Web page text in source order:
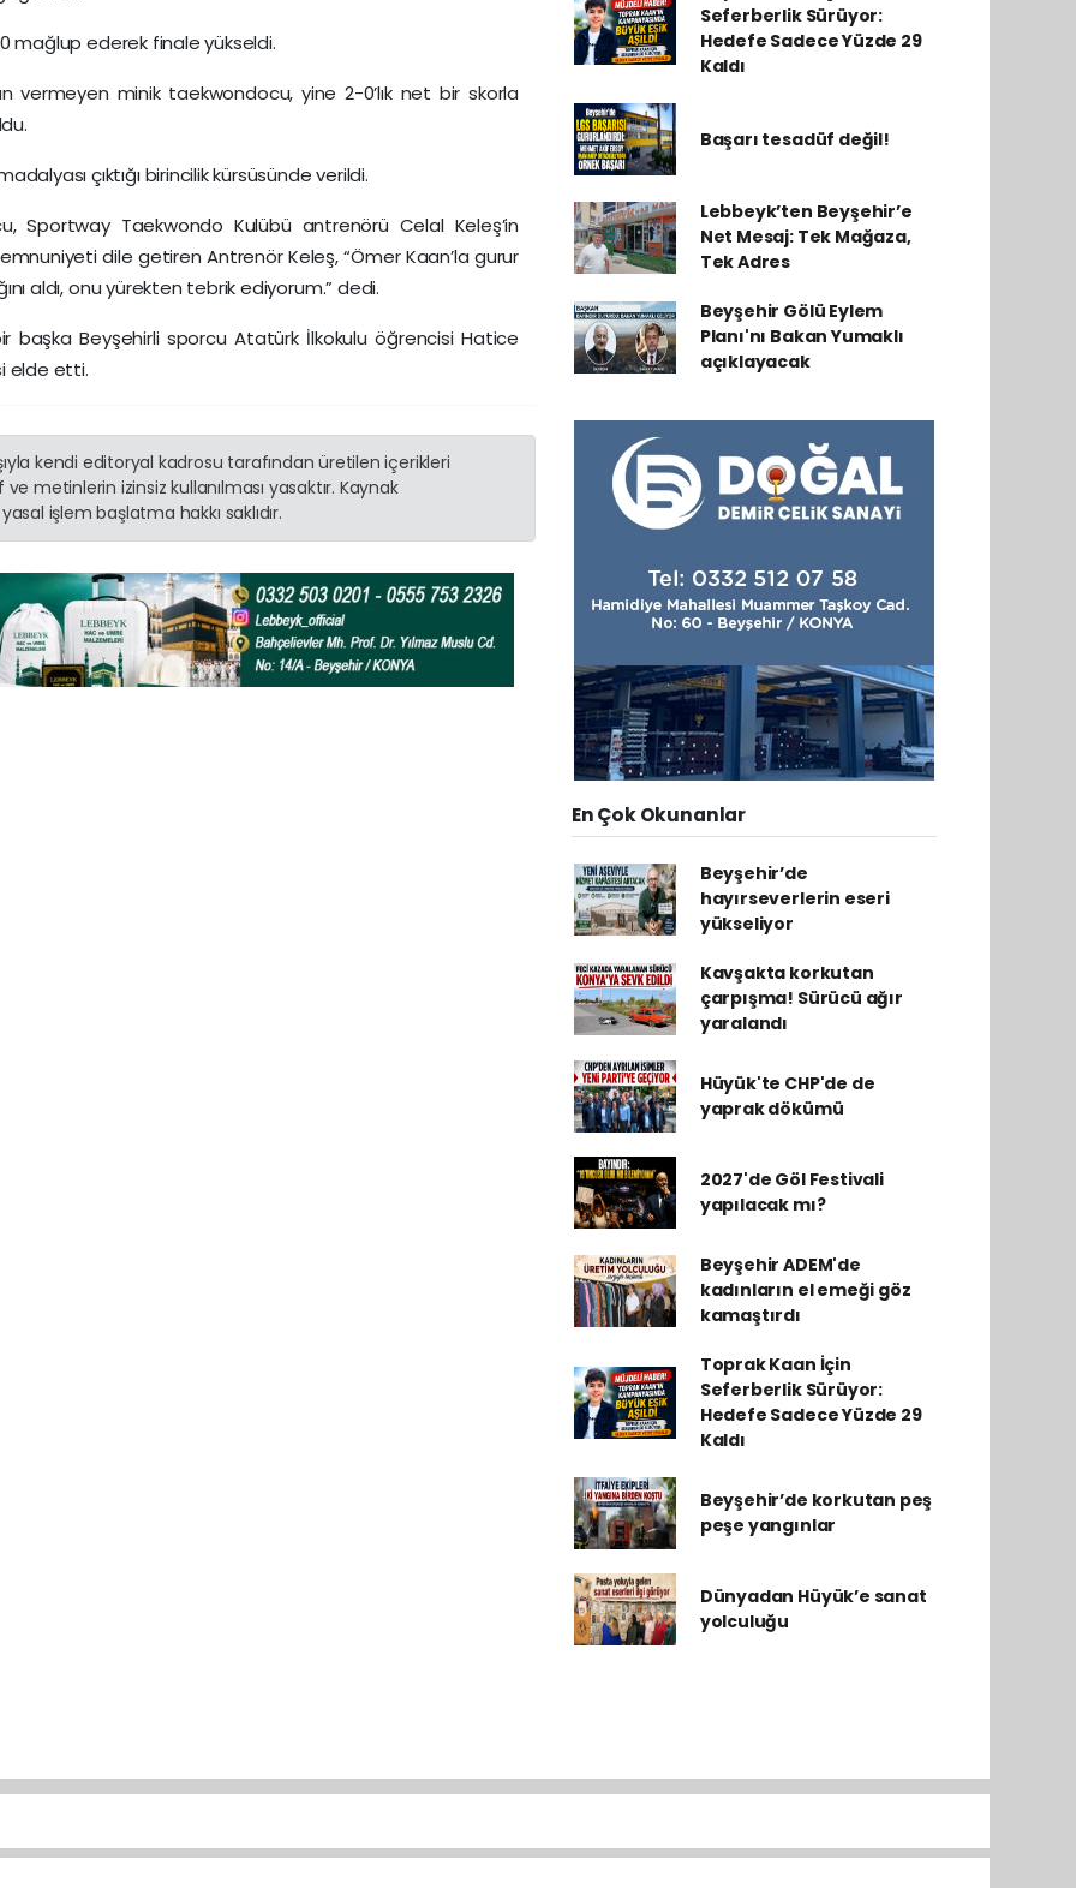
mağlup ederek finale yükseldi.
vermeyen minik taekwondocu, yine 2-0’lık net bir skorla
çıktığı birincilik kürsüsünde verildi.
Sportway Taekwondo Kulübü antrenörü Celal Keleş’in
dile getiren Antrenör Keleş, “Ömer Kaan’la gurur
aldı, onu yürekten tebrik ediyorum.” dedi.
başka Beyşehirli sporcu Atatürk İlkokulu öğrencisi Hatice
elde etti.
kendi editoryal kadrosu tarafından üretilen içerikleri
metinlerin izinsiz kullanılması yasaktır. Kaynak
işlem başlatma hakkı saklıdır.
Seferberlik Sürüyor:
Hedefe Sadece Yüzde 29
Kaldı
Başarı tesadüf değil!
Lebbeyk’ten Beyşehir’e
Net Mesaj: Tek Mağaza,
Tek Adres
Beyşehir Gölü Eylem
Planı'nı Bakan Yumaklı
açıklayacak
En Çok Okunanlar
Beyşehir’de
hayırseverlerin eseri
yükseliyor
Kavşakta korkutan
çarpışma! Sürücü ağır
yaralandı
Hüyük'te CHP'de de
yaprak dökümü
2027'de Göl Festivali
yapılacak mı?
Beyşehir ADEM'de
kadınların el emeği göz
kamaştırdı
Toprak Kaan İçin
Seferberlik Sürüyor:
Hedefe Sadece Yüzde 29
Kaldı
Beyşehir’de korkutan peş
peşe yangınlar
Dünyadan Hüyük’e sanat
yolculuğu